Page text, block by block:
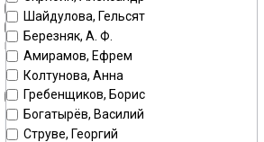
Шайдулова, Гельсят
Березняк, А. Ф.
Амирамов, Ефрем
Колтунова, Анна
Гребенщиков, Борис
Богатырёв, Василий
Струве, Георгий
домра малая
балалайка
прима
бас
виолончель
хор
гармонь
саксофон альт
труба